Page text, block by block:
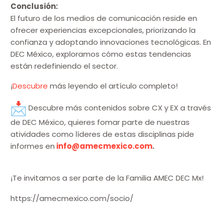
Conclusión:
El futuro de los medios de comunicación reside en
ofrecer experiencias excepcionales, priorizando la
confianza y adoptando innovaciones tecnológicas. En
DEC México, exploramos cómo estas tendencias
están redefiniendo el sector.
¡Descubre más leyendo el artículo completo!
Descubre más contenidos sobre CX y EX a través
de DEC México, quieres fomar parte de nuestras
atividades como líderes de estas disciplinas pide
informes en info@amecmexico.com.
¡Te invitamos a ser parte de la Familia AMEC DEC Mx!
https://amecmexico.com/socio/